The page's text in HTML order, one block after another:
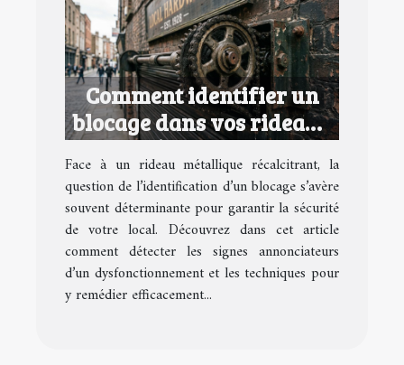
Comment identifier un
blocage dans vos rideaux
métalliques ?
Face à un rideau métallique récalcitrant, la
question de l’identification d’un blocage s’avère
souvent déterminante pour garantir la sécurité
de votre local. Découvrez dans cet article
comment détecter les signes annonciateurs
d’un dysfonctionnement et les techniques pour
y remédier efficacement...